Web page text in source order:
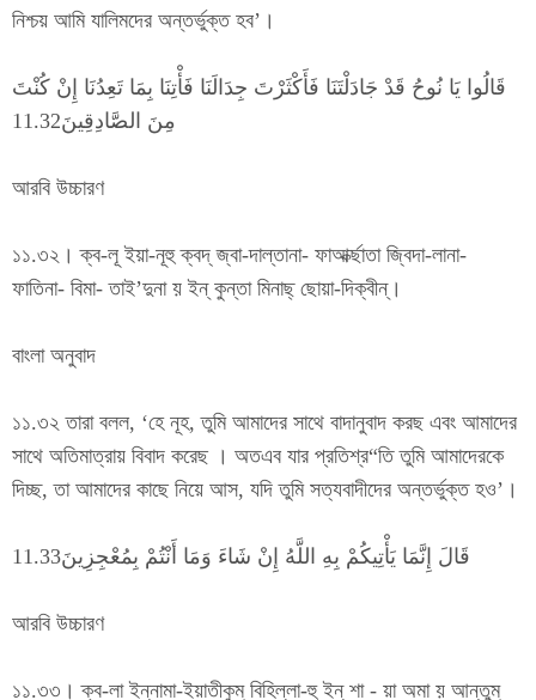
নিশ্চয় আমি যালিমদের অন্তর্ভুক্ত হব’।
قَالُوا يَا نُوحُ قَدْ جَادَلْتَنَا فَأَكْثَرْتَ جِدَالَنَا فَأْتِنَا بِمَا تَعِدُنَا إِنْ كُنْتَ
مِنَ الصَّادِقِينَ11.32
আরবি উচ্চারণ
১১.৩২। ক্ব-লূ ইয়া-নূহু ক্বদ্ জ্বা-দাল্তানা- ফাআর্ক্ছাতা জ্বিদা-লানা-
ফাতিনা- বিমা- তাই’দুনা য় ইন্ কুন্তা মিনাছ্ ছোয়া-দিক্বীন্।
বাংলা অনুবাদ
১১.৩২ তারা বলল, ‘হে নূহ, তুমি আমাদের সাথে বাদানুবাদ করছ এবং আমাদের
সাথে অতিমাত্রায় বিবাদ করেছ । অতএব যার প্রতিশ্র“তি তুমি আমাদেরকে
দিচ্ছ, তা আমাদের কাছে নিয়ে আস, যদি তুমি সত্যবাদীদের অন্তর্ভুক্ত হও’।
قَالَ إِنَّمَا يَأْتِيكُمْ بِهِ اللَّهُ إِنْ شَاءَ وَمَا أَنْتُمْ بِمُعْجِزِينَ11.33
আরবি উচ্চারণ
১১.৩৩। ক্ব-লা ইন্নামা-ইয়াতীকুম্ বিহিল্লা-হু ইন্ শা - য়া অমা য় আন্তুম্